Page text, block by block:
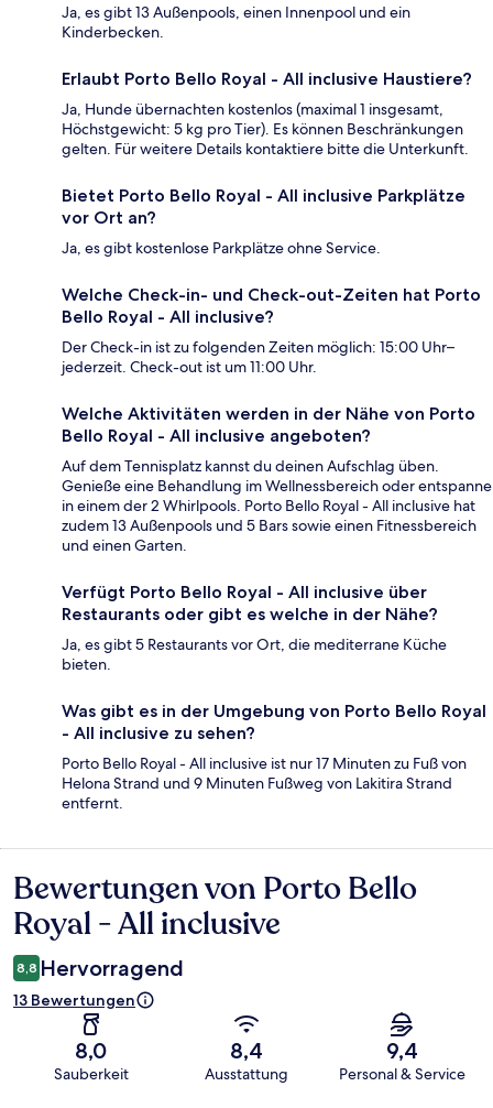
Ja, es gibt 13 Außenpools, einen Innenpool und ein
Kinderbecken.
Erlaubt Porto Bello Royal - All inclusive Haustiere?
Ja, Hunde übernachten kostenlos (maximal 1 insgesamt,
Höchstgewicht: 5 kg pro Tier). Es können Beschränkungen
gelten. Für weitere Details kontaktiere bitte die Unterkunft.
Bietet Porto Bello Royal - All inclusive Parkplätze
vor Ort an?
Ja, es gibt kostenlose Parkplätze ohne Service.
Welche Check-in- und Check-out-Zeiten hat Porto
Bello Royal - All inclusive?
Der Check-in ist zu folgenden Zeiten möglich: 15:00 Uhr–
jederzeit. Check-out ist um 11:00 Uhr.
Welche Aktivitäten werden in der Nähe von Porto
Bello Royal - All inclusive angeboten?
Auf dem Tennisplatz kannst du deinen Aufschlag üben.
Genieße eine Behandlung im Wellnessbereich oder entspanne
in einem der 2 Whirlpools. Porto Bello Royal - All inclusive hat
zudem 13 Außenpools und 5 Bars sowie einen Fitnessbereich
und einen Garten.
Verfügt Porto Bello Royal - All inclusive über
Restaurants oder gibt es welche in der Nähe?
Ja, es gibt 5 Restaurants vor Ort, die mediterrane Küche
bieten.
Was gibt es in der Umgebung von Porto Bello Royal
- All inclusive zu sehen?
Porto Bello Royal - All inclusive ist nur 17 Minuten zu Fuß von
Helona Strand und 9 Minuten Fußweg von Lakitira Strand
entfernt.
Bewertungen
Bewertungen von Porto Bello
Royal - All inclusive
8,8 Hervorragend
13 Bewertungen
8,0
Sauberkeit
8,4
Ausstattung
9,4
Personal & Service